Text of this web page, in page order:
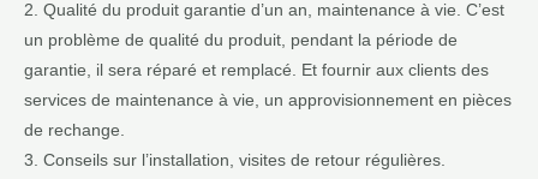
2. Qualité du produit garantie d’un an, maintenance à vie. C’est
un problème de qualité du produit, pendant la période de
garantie, il sera réparé et remplacé. Et fournir aux clients des
services de maintenance à vie, un approvisionnement en pièces
de rechange.
3. Conseils sur l’installation, visites de retour régulières.